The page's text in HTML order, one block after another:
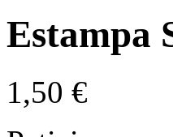
Estampa
1,50 €